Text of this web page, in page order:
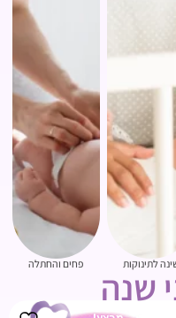
לתינוקות פחים והחתלה
שנה